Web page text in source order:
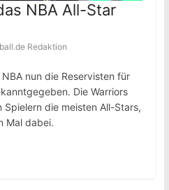
NBA All-Star
Redaktion
nun die Reservisten für
Die Warriors
die meisten All-Stars,
Mal dabei.